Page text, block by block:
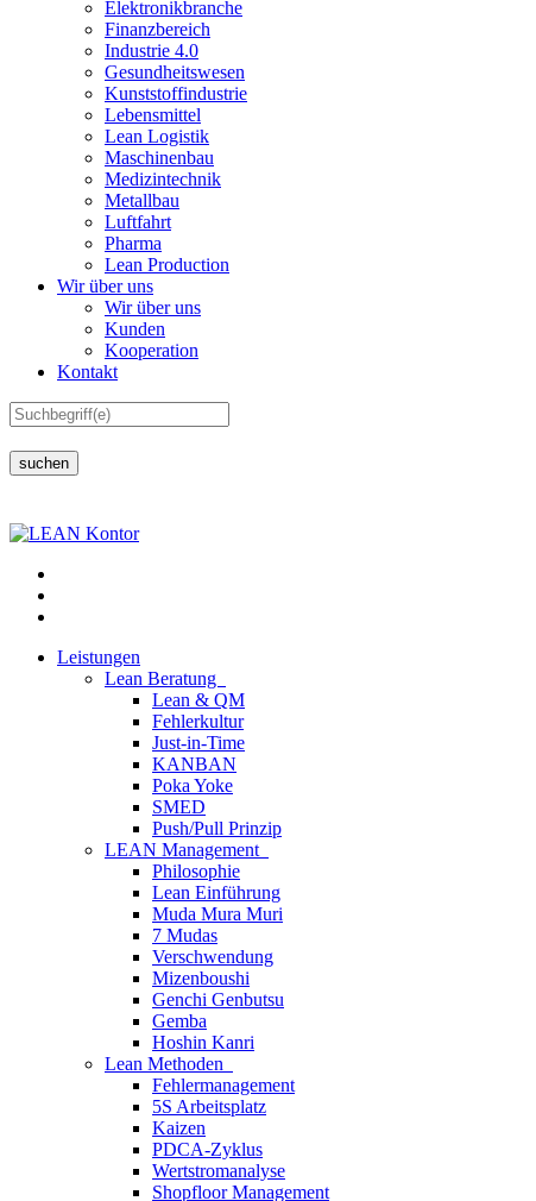
Elektronikbranche
Finanzbereich
Industrie 4.0
Gesundheitswesen
Kunststoffindustrie
Lebensmittel
Lean Logistik
Maschinenbau
Medizintechnik
Metallbau
Luftfahrt
Pharma
Lean Production
Wir über uns
Wir über uns
Kunden
Kooperation
Kontakt
suchen
Leistungen
Lean Beratung
Lean & QM
Fehlerkultur
Just-in-Time
KANBAN
Poka Yoke
SMED
Push/Pull Prinzip
LEAN Management
Philosophie
Lean Einführung
Muda Mura Muri
7 Mudas
Verschwendung
Mizenboushi
Genchi Genbutsu
Gemba
Hoshin Kanri
Lean Methoden
Fehlermanagement
5S Arbeitsplatz
Kaizen
PDCA-Zyklus
Wertstromanalyse
Shopfloor Management